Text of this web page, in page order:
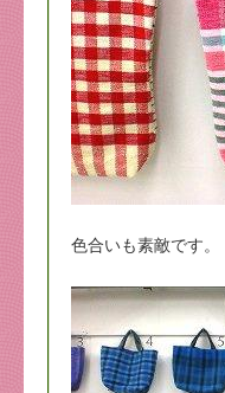
色合いも素敵です。